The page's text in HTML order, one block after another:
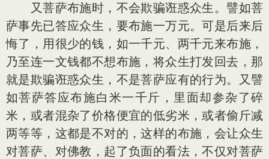
又菩萨布施时，不会欺骗诳惑众生。譬如菩
萨事先已答应众生，要布施一万元。可是后来后
悔了，用很少的钱，如一千元、两千元来布施，
乃至连一文钱都不想布施，将众生打发回去，那
就是欺骗诳惑众生，不是菩萨应有的行为。又譬
如菩萨答应布施白米一千斤，里面却参杂了碎
米，或者混杂了价格便宜的低劣米，或者偷斤减
两等等，这都是不对的，这样的布施，会让众生
对菩萨、对佛教，起了负面的看法，不仅对菩萨